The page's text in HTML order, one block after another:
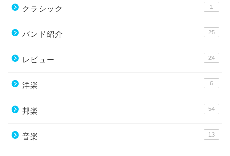
クラシック 1
バンド紹介 25
レビュー 24
洋楽 6
邦楽 54
音楽 13